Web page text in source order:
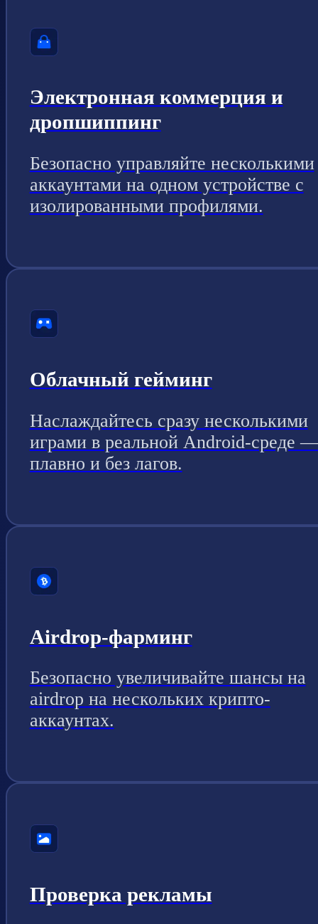
Электронная коммерция и
дропшиппинг
Безопасно управляйте несколькими
аккаунтами на одном устройстве с
изолированными профилями.
Облачный гейминг
Наслаждайтесь сразу несколькими
играми в реальной Android-среде —
плавно и без лагов.
Airdrop-фарминг
Безопасно увеличивайте шансы на
airdrop на нескольких крипто-
аккаунтах.
Проверка рекламы